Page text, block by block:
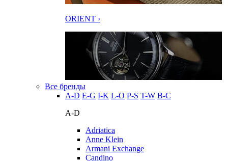
ORIENT ›
Все бренды
A-D E-G I-K L-O P-S T-W В-С
A-D
Adriatica
Anne Klein
Armani Exchange
Candino